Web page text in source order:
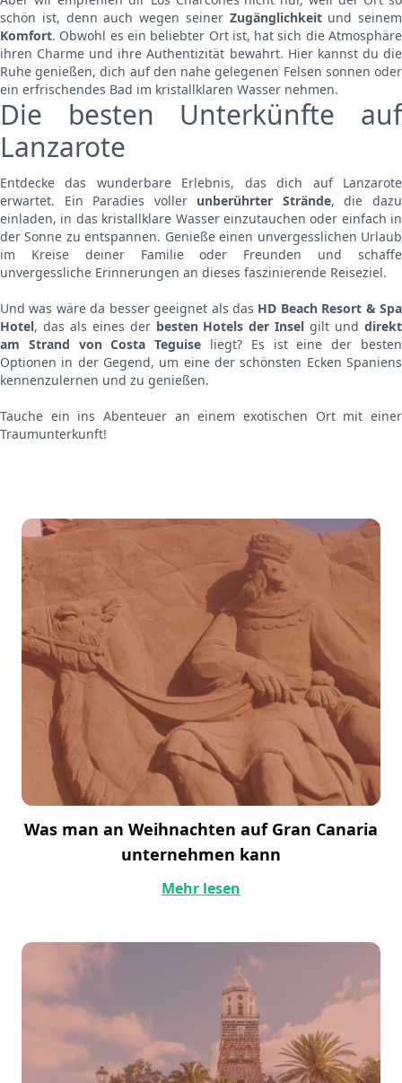
schön ist, denn auch wegen seiner Zugänglichkeitund seinem
Komfort. Obwohl es ein beliebter Ort ist, hat sich die Atmosphäre
ihren Charme und ihre Authentizität bewahrt. Hier kannst du die
Ruhe genießen, dich auf den nahe gelegenen Felsen sonnen oder
ein erfrischendes Bad im kristallklaren Wasser nehmen.
Die besten Unterkünfte auf
Lanzarote
Entdecke das wunderbare Erlebnis, das dich auf Lanzarote
erwartet. Ein Paradies voller unberührter Strände, die dazu
einladen, in das kristallklare Wasser einzutauchen oder einfach in
der Sonne zu entspannen. Genieße einen unvergesslichen Urlaub
im Kreise deiner Familie oder Freunden und schaffe
unvergessliche Erinnerungen an dieses faszinierende Reiseziel.
Und was wäre da besser geeignet als das HD Beach Resort & Spa
Hotel, das als eines der besten Hotels der Insel gilt unddirekt
am Strand von Costa Teguise liegt? Es ist eine der besten
Optionen in der Gegend, um eine der schönsten Ecken Spaniens
kennenzulernen und zu genießen.
Tauche ein ins Abenteuer an einem exotischen Ort mit einer
Traumunterkunft!
Was man an Weihnachten auf Gran Canaria
unternehmen kann
Mehr lesen